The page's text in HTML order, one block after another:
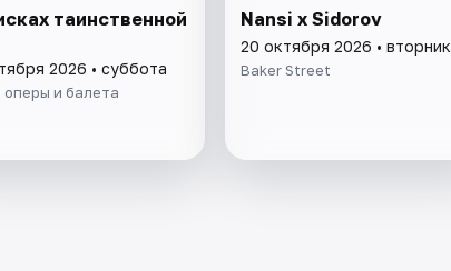
таинственной
2026 • суббота
оперы и балета
Nansi x Sidorov
20 октября 2026 • вторник
Baker Street